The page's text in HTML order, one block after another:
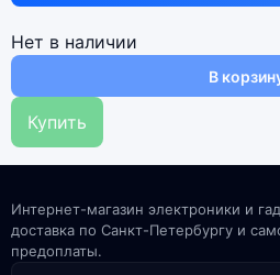
Нет в наличии
В
Купить
Интернет-магазин электроники и
доставка по Санкт-Петербургу и
предоплаты.